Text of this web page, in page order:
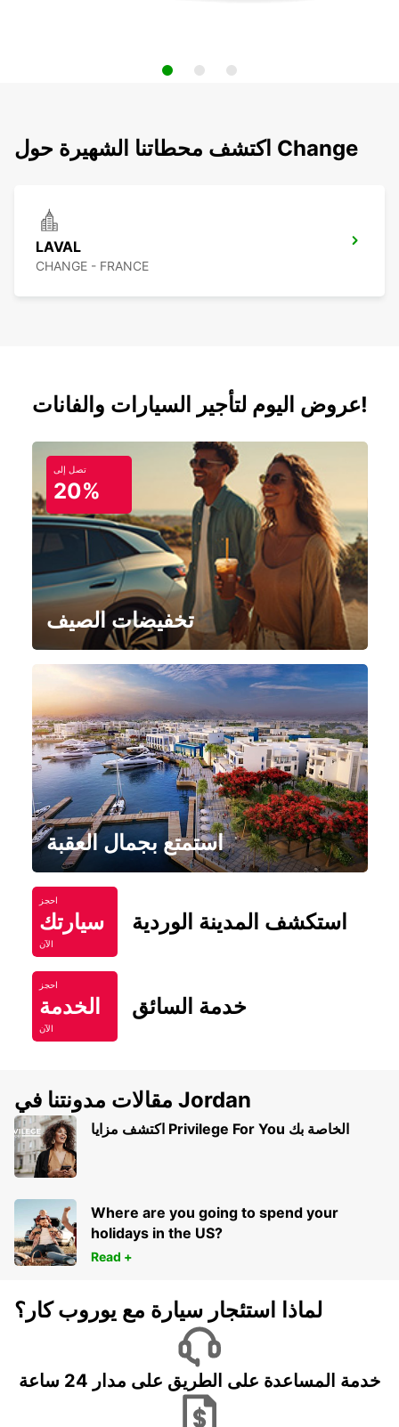
اكتشف محطاتنا الشهيرة حول Change
LAVAL
CHANGE - FRANCE
عروض اليوم لتأجير السيارات والفانات!
تصل إلى
20%
تخفيضات الصيف
استمتع بجمال العقبة
احجز
سيارتك
الآن
استكشف المدينة الوردية
احجز
الخدمة
الآن
خدمة السائق
مقالات مدونتنا في Jordan
اكتشف مزايا Privilege For You الخاصة بك
Where are you going to spend your
holidays in the US?
Read +
لماذا استئجار سيارة مع يوروب كار؟
خدمة المساعدة على الطريق على مدار 24 ساعة